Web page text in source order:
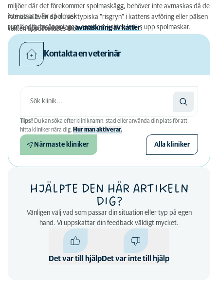
miljöer där det förekommer spolmaskägg, behöver inte avmaskas då de
inte utsätts för spolmask.
Avmaska även då du ser typiska “risgryn” i kattens avföring eller pälsen
runt ändtarmsöppningen, samt om katten kräks upp spolmaskar.
Här kan du läsa mer omavmaskning av katter.
Texten uppdaterades mars 2022.
Kontakta en veterinär
Tips! Du kan söka efter kliniknamn, stad eller använda din plats för att
hitta kliniker nära dig. Hur man aktiverar.
Närmaste kliniker Alla kliniker
HJÄLPTE DEN HÄR ARTIKELN
DIG?
Vänligen välj vad som passar din situation eller typ på egen
hand. Vi uppskattar din feedback väldigt mycket.
Det var till hjälpDet var inte till hjälp